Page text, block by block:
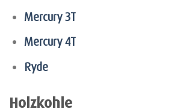
Mercury 3T
Mercury 4T
Ryde
Holzkohle